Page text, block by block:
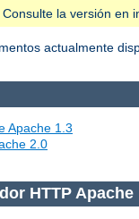
la versión
actualmente
Apache 1.3
2.0
HTTP Apache